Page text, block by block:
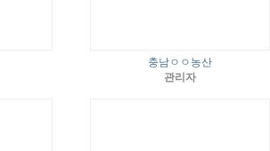
충남ㅇㅇ농산
관리자